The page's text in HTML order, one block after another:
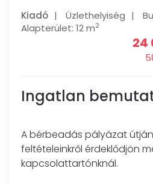
Kiadó | Üzlethelyiség |
Alapterület: 12 m2
24
Ingatlan
A bérbeadás pályázat
feltételeinkről érdeklődjön
kapcsolattartónknál.